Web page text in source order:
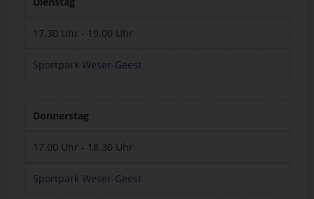
17.30 Uhr - 19.00 Uhr
Sportpark Weser-Geest
Donnerstag
17.00 Uhr - 18.30 Uhr
Sportpark Weser-Geest